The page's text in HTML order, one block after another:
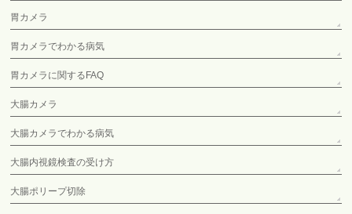
胃カメラ
胃カメラでわかる病気
胃カメラに関するFAQ
大腸カメラ
大腸カメラでわかる病気
大腸内視鏡検査の受け方
大腸ポリープ切除